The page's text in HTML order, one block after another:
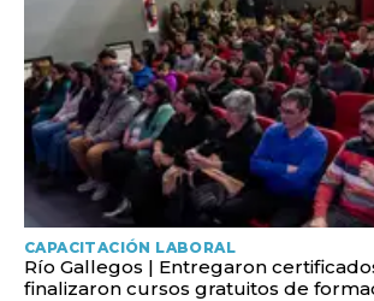
CAPACITACIÓN LABORAL
Río Gallegos | Entregaron
finalizaron cursos gratuitos de